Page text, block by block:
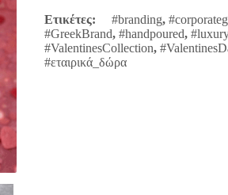
Ετικέτες:
#branding,
#GreekBrand, #handpoured,
#ValentinesCollection,
#εταιρικά_δώρα